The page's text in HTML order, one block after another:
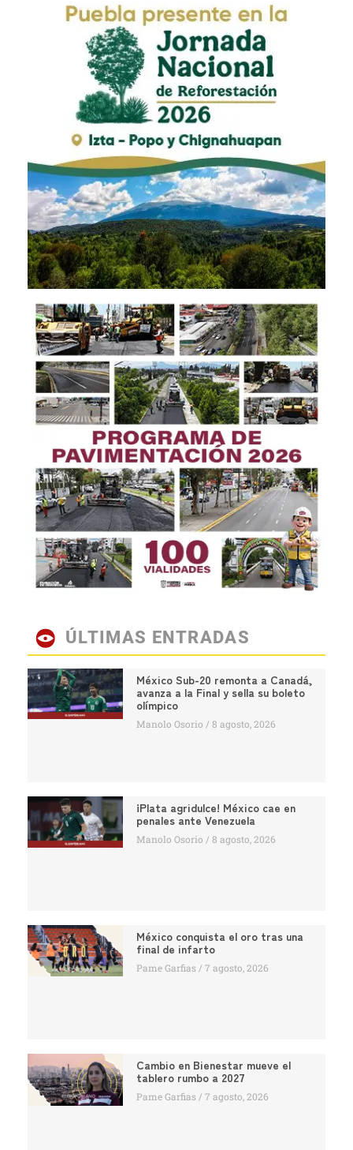
ÚLTIMAS ENTRADAS
México Sub-20 remonta a Canadá,
avanza a la Final y sella su boleto
olímpico
Manolo Osorio 8 agosto, 2026
¡Plata agridulce! México cae en
penales ante Venezuela
Manolo Osorio 8 agosto, 2026
México conquista el oro tras una
final de infarto
Pame Garfias 7 agosto, 2026
Cambio en Bienestar mueve el
tablero rumbo a 2027
Pame Garfias 7 agosto, 2026